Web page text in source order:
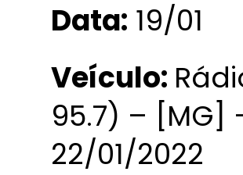
Data: 19/01
Veículo:
95.7) –
22/01/2022